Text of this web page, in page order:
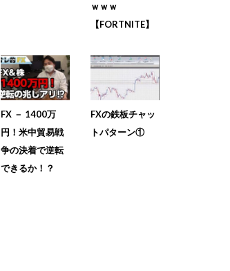
ｗｗｗ
【FORTNITE】
FX － 1400万
円！米中貿易戦
争の決着で逆転
できるか！？
FXの鉄板チャッ
トパターン①